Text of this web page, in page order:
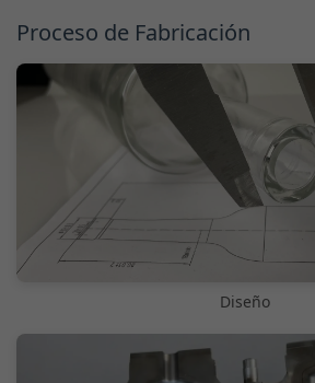
Proceso de Fabricación
Diseño